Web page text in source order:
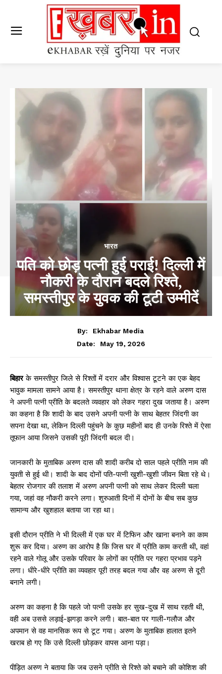
भारत
पति को छोड़ पत्नी हुई पराई! दिल्ली में
नौकरी के दौरान बदले रिश्ते,
समस्तीपुर के युवक की टूटी उम्मीदें
By:
Ekhabar Media
Date:
May 19, 2026
बिहारके समस्तीपुर जिले से रिश्तों में दरार और विश्वास टूटने का एक बेहद
भावुक मामला सामने आया है। समस्तीपुर थाना क्षेत्र के रहने वाले अरुण दास
ने अपनी पत्नी प्रीति के बदलते व्यवहार को लेकर गहरा दुख जताया है। अरुण
का कहना है कि शादी के बाद उसने अपनी पत्नी के साथ बेहतर जिंदगी का
सपना देखा था, लेकिन दिल्ली पहुंचने के कुछ महीनों बाद ही उनके रिश्ते में ऐसा
तूफान आया जिसने उसकी पूरी जिंदगी बदल दी।
जानकारी के मुताबिक अरुण दास की शादी करीब दो साल पहले प्रीति नाम की
युवती से हुई थी। शादी के बाद दोनों पति-पत्नी खुशी-खुशी जीवन बिता रहे थे।
बेहतर रोजगार की तलाश में अरुण अपनी पत्नी को साथ लेकर दिल्ली चला
गया, जहां वह नौकरी करने लगा। शुरुआती दिनों में दोनों के बीच सब कुछ
सामान्य और खुशहाल बताया जा रहा था।
इसी दौरान प्रीति ने भी दिल्ली में एक घर में टिफिन और खाना बनाने का काम
शुरू कर दिया। अरुण का आरोप है कि जिस घर में प्रीति काम करती थी, वहां
रहने वाले गोलू और उसके परिवार के लोगों का प्रीति पर गहरा प्रभाव पड़ने
लगा। धीरे-धीरे प्रीति का व्यवहार पूरी तरह बदल गया और वह अरुण से दूरी
बनाने लगी।
अरुण का कहना है कि पहले जो पत्नी उसके हर सुख-दुख में साथ रहती थी,
वही अब उससे लड़ाई-झगड़ा करने लगी। बात-बात पर गाली-गलौज और
अपमान से वह मानसिक रूप से टूट गया। अरुण के मुताबिक हालात इतने
खराब हो गए कि उसे दिल्ली छोड़कर वापस आना पड़ा।
पीड़ित अरुण ने बताया कि जब उसने प्रीति से रिश्ते को बचाने की कोशिश की